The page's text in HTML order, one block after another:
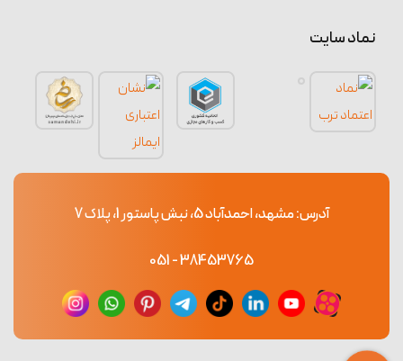
نماد سایت
آدرس: مشهد، احمدآباد 5، نبش پاستور 1، پلاک 7
38453765 - 051